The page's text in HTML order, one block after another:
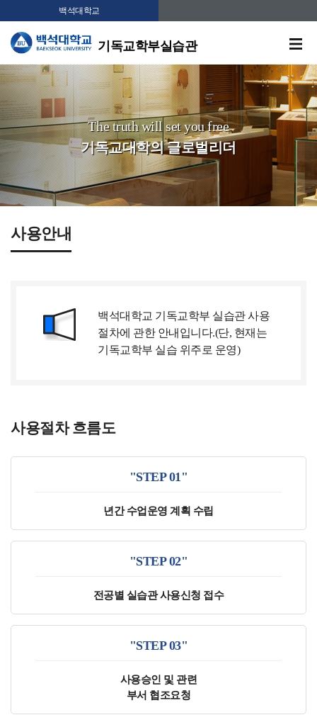
백석대학교
기독교학부실습관
The truth will set you free
기독교대학의 글로벌리더
사용안내
백석대학교 기독교학부 실습관 사용
절차에 관한 안내입니다.(단, 현재는
기독교학부 실습 위주로 운영)
사용절차 흐름도
"STEP 01"
년간 수업운영 계획 수립
"STEP 02"
전공별 실습관 사용신청 접수
"STEP 03"
사용승인 및 관련
부서 협조요청